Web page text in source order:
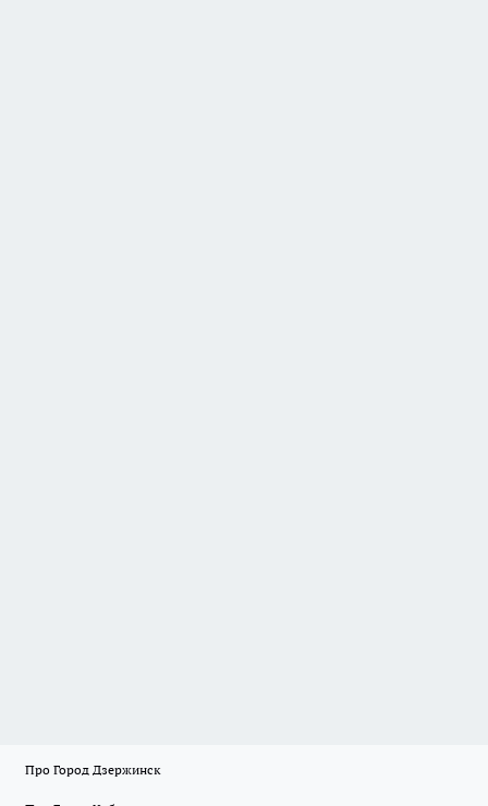
Про Город Дзержинск